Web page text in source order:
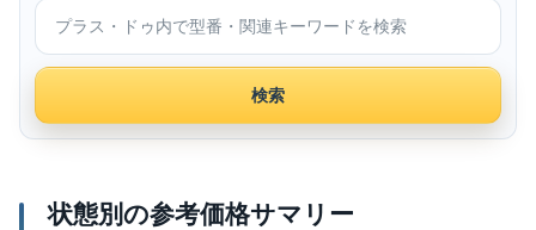
プラス・ドゥ内で検索
検索
状態別の参考価格サマリー